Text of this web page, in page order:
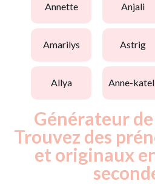
annette anjali
amarilys astrig
allya anne-
Générateur
Trouvez des
et originaux